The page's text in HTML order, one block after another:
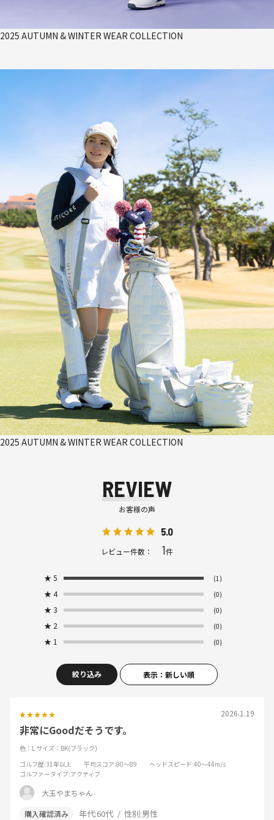
2025 AUTUMN & WINTER WEAR COLLECTION
2025 AUTUMN & WINTER WEAR COLLECTION
REVIEW
お客様の声
5.0
レビュー件数： 1件
★ 5 (1)
★ 4 (0)
★ 3 (0)
★ 2 (0)
★ 1 (0)
絞り込み 表示：新しい順
2026.1.19
非常にGoodだそうです。
色：L サイズ：BK(ブラック)
ゴルフ歴:31年以上 平均スコア:80～89 ヘッドスピード:40～44m/s
ゴルファータイプ:アクティブ
大玉やまちゃん
年代:60代 性別:男性